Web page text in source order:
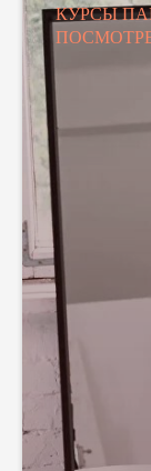
КУРСЫ